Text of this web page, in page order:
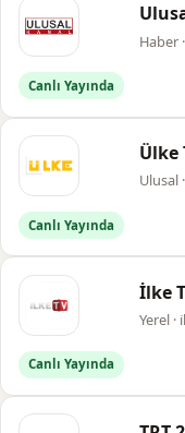
Haber
Canlı Yayında
Ülke
Ulusal
Canlı Yayında
İlke
Yerel ·
Canlı Yayında